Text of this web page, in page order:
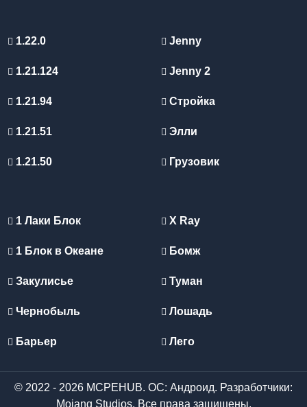
1.22.0
1.21.124
1.21.94
1.21.51
1.21.50
Jenny
Jenny 2
Стройка
Элли
Грузовик
1 Лаки Блок
1 Блок в Океане
Закулисье
Чернобыль
Барьер
X Ray
Бомж
Туман
Лошадь
Лего
© 2022 - 2026 MCPEHUB. ОС: Андроид. Разработчики:
Mojang Studios. Все права защищены.